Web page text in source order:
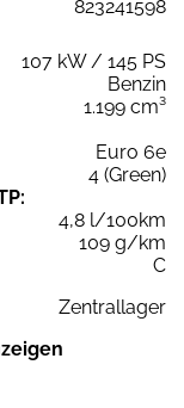
823241598
107 kW / 145 PS
Benzin
1.199 cm³
Euro 6e
4 (Green)
4,8 l/100km
109 g/km
C
Zentrallager